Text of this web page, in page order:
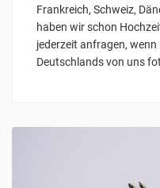
Frankreich, Schweiz,
haben wir schon
jederzeit anfragen,
Deutschlands von uns